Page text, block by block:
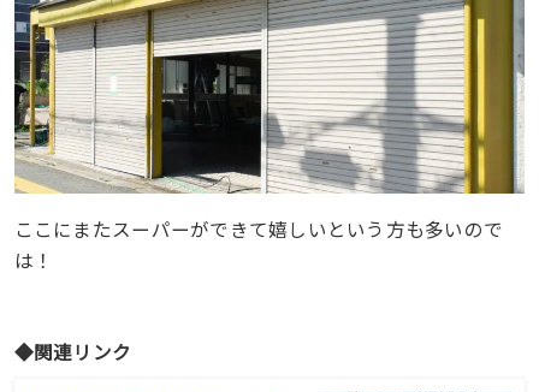
ここにまたスーパーができて嬉しいという方も多いので
は！
◆関連リンク